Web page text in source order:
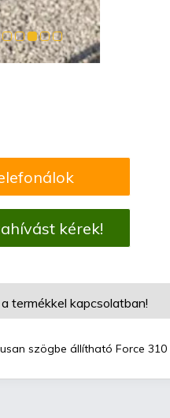
kérek!
termékkel kapcsolatban!
szögbe állítható Force